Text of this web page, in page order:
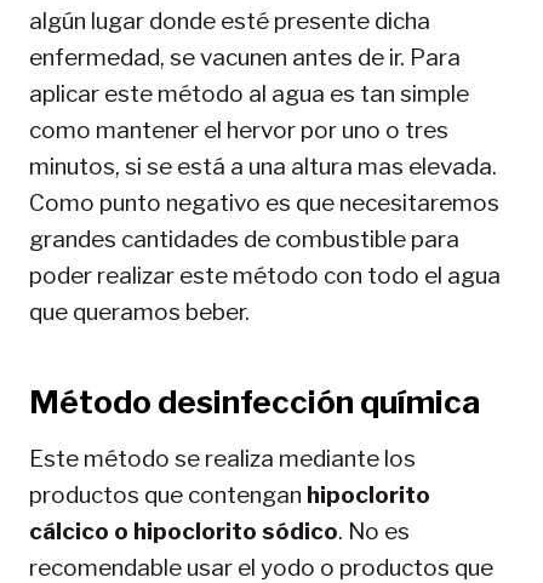
algún lugar donde esté presente dicha
enfermedad, se vacunen antes de ir. Para
aplicar este método al agua es tan simple
como mantener el hervor por uno o tres
minutos, si se está a una altura mas elevada.
Como punto negativo es que necesitaremos
grandes cantidades de combustible para
poder realizar este método con todo el agua
que queramos beber.
Método desinfección química
Este método se realiza mediante los
productos que contengan hipoclorito
cálcico o hipoclorito sódico. No es
recomendable usar el yodo o productos que